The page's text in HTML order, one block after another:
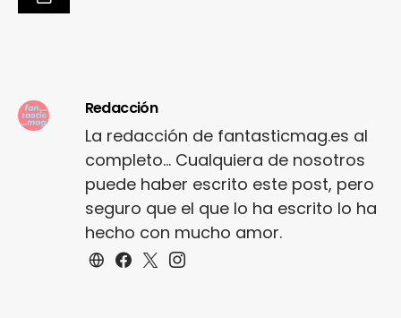
Redacción
La redacción de fantasticmag.es al
completo... Cualquiera de nosotros
puede haber escrito este post, pero
seguro que el que lo ha escrito lo ha
hecho con mucho amor.